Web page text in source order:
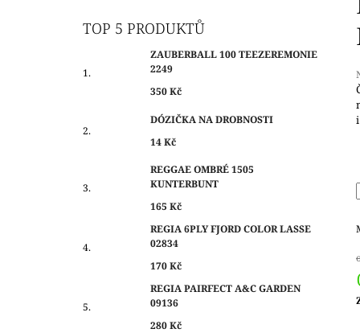
TOP 5 PRODUKTŮ
ZAUBERBALL 100 TEEZEREMONIE
2249
350 Kč
DÓZIČKA NA DROBNOSTI
14 Kč
REGGAE OMBRÉ 1505
KUNTERBUNT
165 Kč
REGIA 6PLY FJORD COLOR LASSE
02834
170 Kč
REGIA PAIRFECT A&C GARDEN
09136
280 Kč